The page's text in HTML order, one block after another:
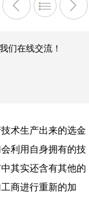
们在线交流！
术生产出来的选金
利用自身拥有的技
其实还含有其他的
商进行重新的加